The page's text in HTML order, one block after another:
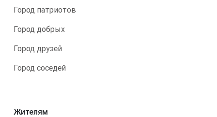
Город патриотов
Город добрых
Город друзей
Город соседей
Жителям